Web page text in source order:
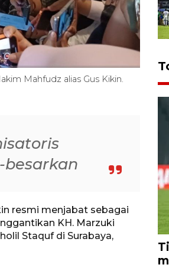
Mahfudz alias Gus Kikin.
resmi menjabat sebagai
KH. Marzuki
Staquf di Surabaya,